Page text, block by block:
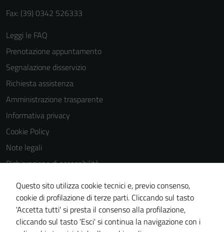
Fax: (39) 0342 526333
Leggi le FAQ
Prenotazione appuntamento
Segnalazione disservizio
Richiesta assistenza
Amministrazione trasparente
Informativa privacy
Cookie Policy
Note legali
Dichiarazione di accessibilità
Dichiarazione di accessibilità Servizi
Whistleblowing
Piano di miglioramento del sito
Area riservata
Questo sito utilizza cookie tecnici e, previo consenso,
cookie di profilazione di terze parti. Cliccando sul tasto
'Accetta tutti' si presta il consenso alla profilazione,
cliccando sul tasto 'Esci' si continua la navigazione con i